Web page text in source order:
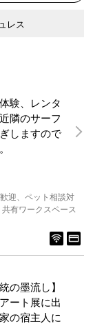
レス
験、レンタ
隣のサーフ
しますので
迎
ペット相談対
共有ワークスペース
の墨流し】
ート展に出
の宿主人に